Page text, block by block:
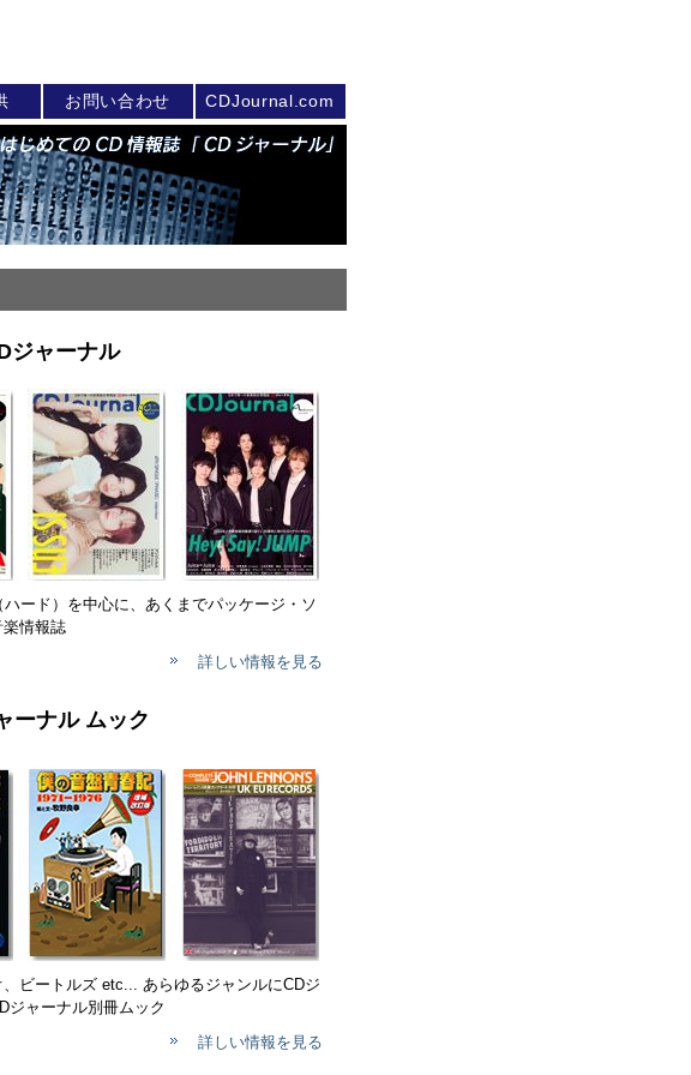
お問い合わせ CDJournal.com
ジャーナル
ード）を中心に、あくまでパッケージ・ソ
情報誌
詳しい情報を見る
ーナル ムック
ビートルズ etc... あらゆるジャンルにCDジ
ジャーナル別冊ムック
詳しい情報を見る